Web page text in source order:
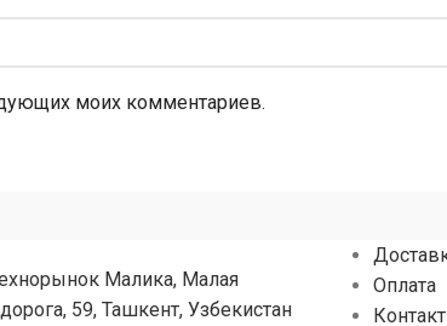
моих комментариев.
Малика, Малая
59, Ташкент, Узбекистан
Оплата